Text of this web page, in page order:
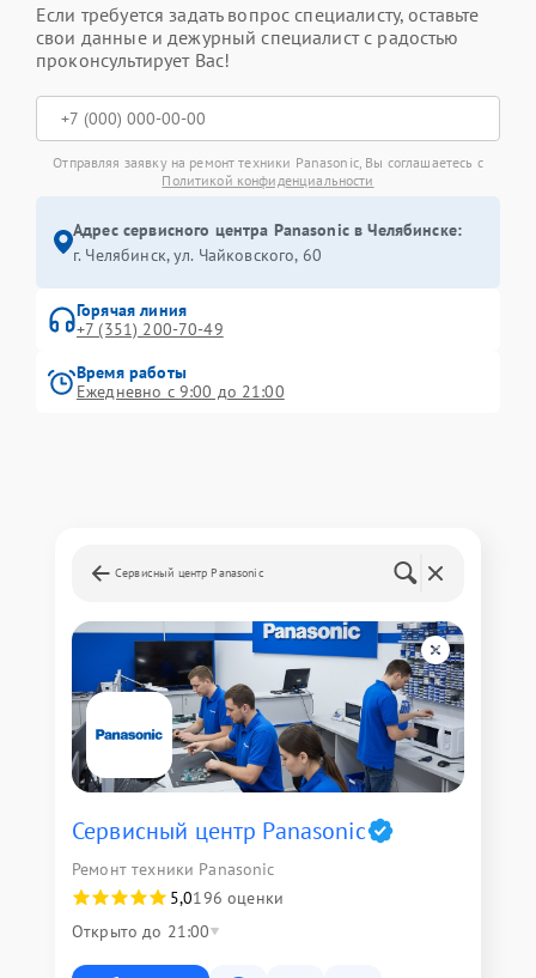
Если требуется задать вопрос специалисту, оставьте
свои данные и дежурный специалист с радостью
проконсультирует Вас!
Отправляя заявку на ремонт техники Panasonic, Вы соглашаетесь с
Политикой конфиденциальности
Адрес сервисного центра Panasonic в Челябинске:
г. Челябинск, ул. Чайковского, 60
Горячая линия
+7 (351) 200-70-49
Время работы
Ежедневно с 9:00 до 21:00
Сервисный центр Panasonic
Сервисный центр Panasonic
Ремонт техники Panasonic
5,0196 оценки
Открыто до 21:00